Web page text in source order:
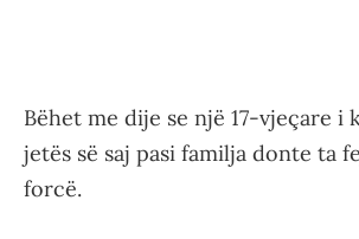
Bëhet me dije se një 17-vjeçare i
jetës së saj pasi familja donte ta
forcë.